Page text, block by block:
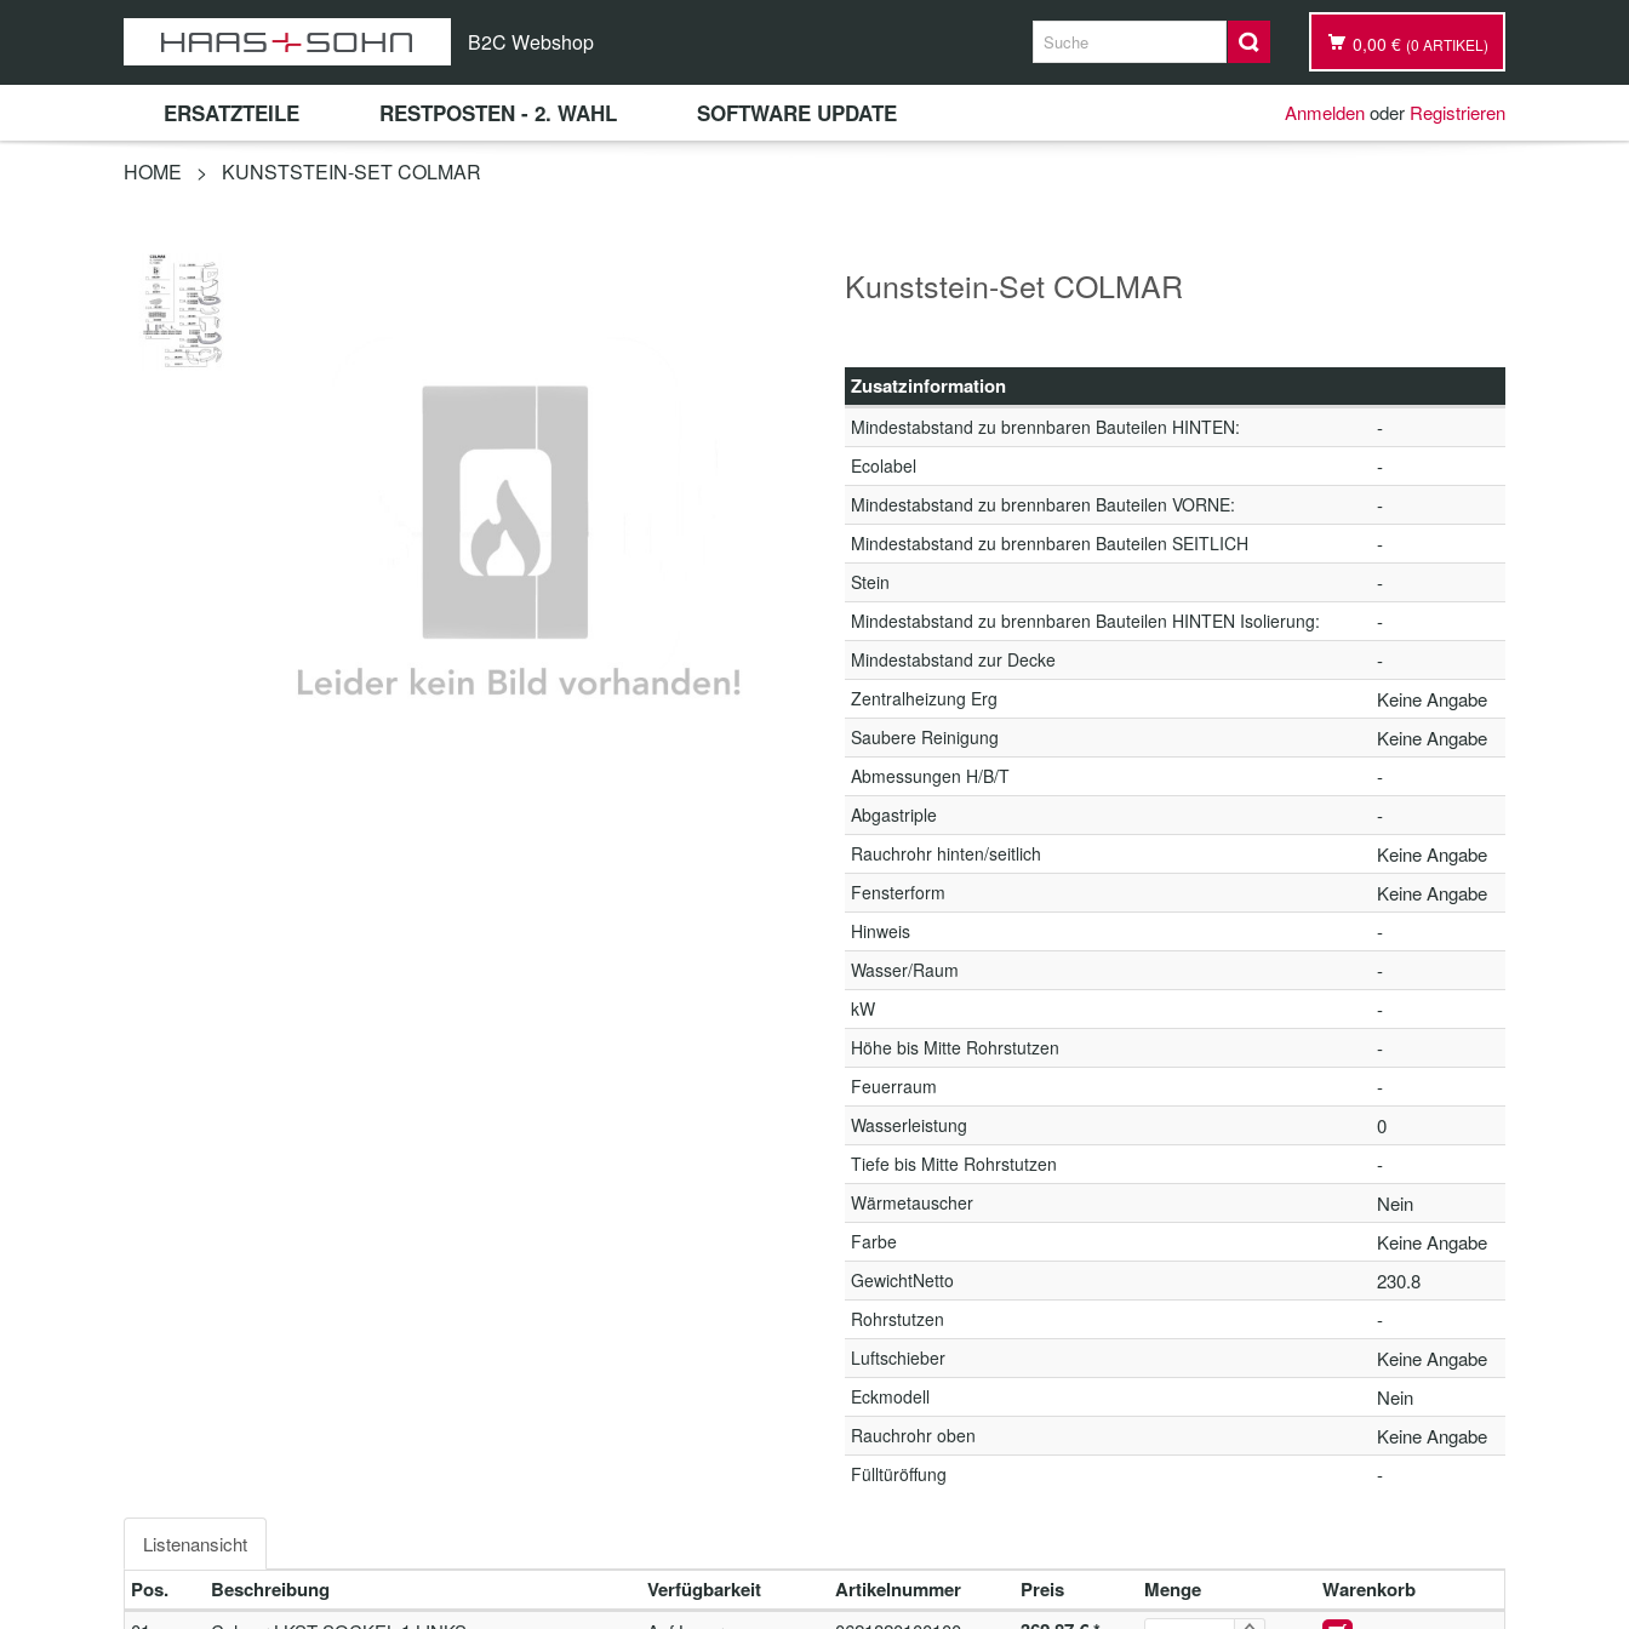
B2C Webshop 0,00 € (0 ARTIKEL)
ERSATZTEILE RESTPOSTEN - 2. WAHL SOFTWARE UPDATE Anmeldenoder Registrieren
HOME > KUNSTSTEIN-SET COLMAR
Kunststein-Set COLMAR
Zusatzinformation
Mindestabstand zu brennbaren Bauteilen HINTEN: -
Ecolabel -
Mindestabstand zu brennbaren Bauteilen VORNE: -
Mindestabstand zu brennbaren Bauteilen SEITLICH -
Stein -
Mindestabstand zu brennbaren Bauteilen HINTEN Isolierung: -
Mindestabstand zur Decke -
Zentralheizung Erg Keine Angabe
Saubere Reinigung Keine Angabe
Abmessungen H/B/T -
Abgastriple -
Rauchrohr hinten/seitlich Keine Angabe
Fensterform Keine Angabe
Hinweis -
Wasser/Raum -
kW -
Höhe bis Mitte Rohrstutzen -
Feuerraum -
Wasserleistung 0
Tiefe bis Mitte Rohrstutzen -
Wärmetauscher Nein
Farbe Keine Angabe
GewichtNetto 230.8
Rohrstutzen -
Luftschieber Keine Angabe
Eckmodell Nein
Rauchrohr oben Keine Angabe
Fülltüröffung -
Listenansicht
Pos. Beschreibung Verfügbarkeit Artikelnummer Preis Menge Warenkorb